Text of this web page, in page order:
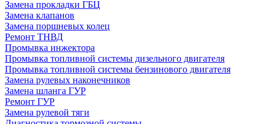
Замена прокладки ГБЦ
Замена клапанов
Замена поршневых колец
Ремонт ТНВД
Промывка инжектора
Промывка топливной системы дизельного двигателя
Промывка топливной системы бензинового двигателя
Замена рулевых наконечников
Замена шланга ГУР
Ремонт ГУР
Замена рулевой тяги